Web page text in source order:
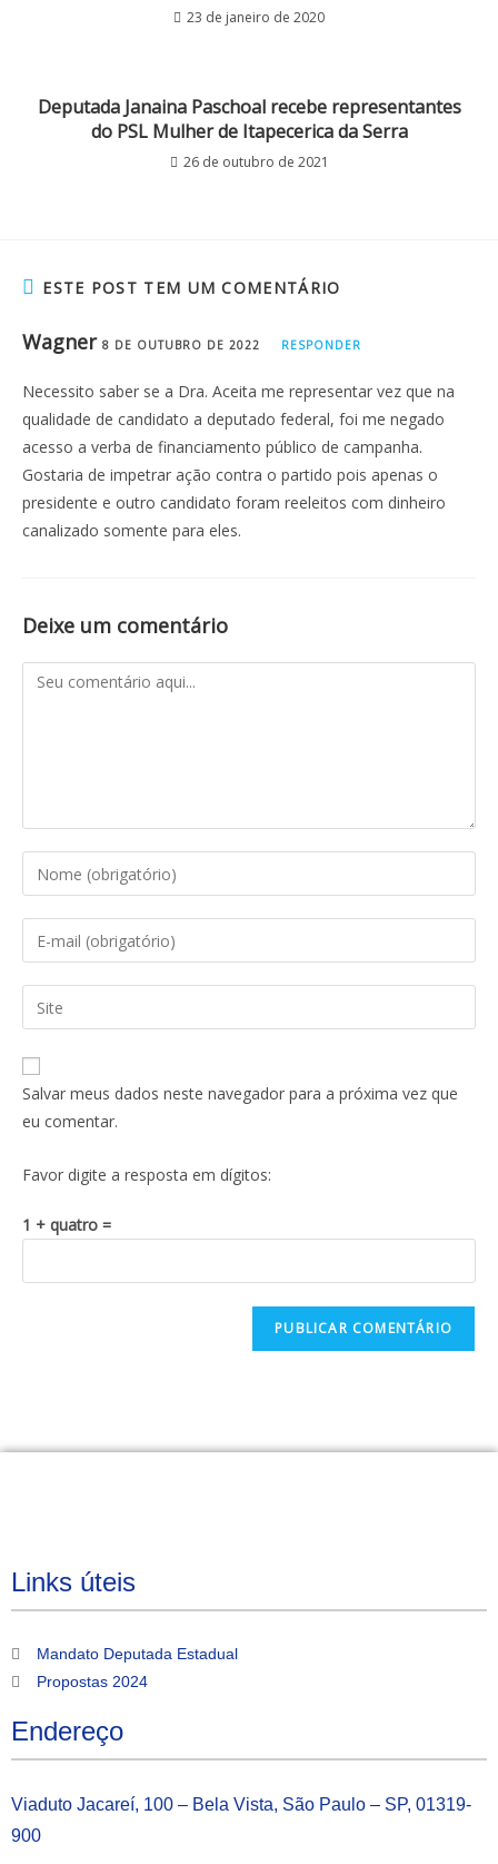
23 de janeiro de 2020
Deputada Janaina Paschoal recebe representantes
do PSL Mulher de Itapecerica da Serra
26 de outubro de 2021
ESTE POST TEM UM COMENTÁRIO
Wagner 8 DE OUTUBRO DE 2022 RESPONDER
Necessito saber se a Dra. Aceita me representar vez que na
qualidade de candidato a deputado federal, foi me negado
acesso a verba de financiamento público de campanha.
Gostaria de impetrar ação contra o partido pois apenas o
presidente e outro candidato foram reeleitos com dinheiro
canalizado somente para eles.
Deixe um comentário
Salvar meus dados neste navegador para a próxima vez que
eu comentar.
Favor digite a resposta em dígitos:
1 + quatro =
Links úteis
Mandato Deputada Estadual
Propostas 2024
Endereço
Viaduto Jacareí, 100 – Bela Vista, São Paulo – SP, 01319-
900